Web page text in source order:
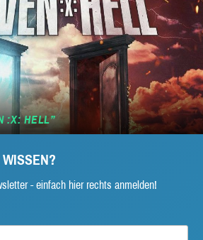
:X: HELL”
- einfach hier rechts anmelden!